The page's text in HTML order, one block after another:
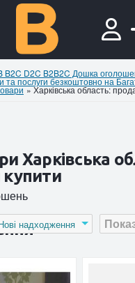
B2C D2C B2B2C Дошка
та послуги безкоштовно на
»Харківська область:
Харківська
надходження